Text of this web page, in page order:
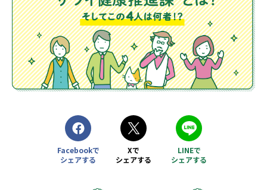
Facebookで
シェアする
Xで
シェアする
LINEで
シェアする